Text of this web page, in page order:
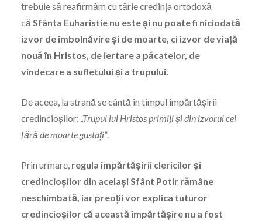
trebuie să reafirmăm cu tărie credinţa ortodoxă
că Sfânta Euharistie nu este şi nu poate fi niciodată
izvor de îmbolnăvire şi de moarte, ci izvor de viaţă
nouă în Hristos, de iertare a păcatelor, de
vindecare a sufletului şi a trupului.
De aceea, la strană se cântă în timpul împărtăşirii
credincioşilor: „Trupul lui Hristos primiţi şi din izvorul cel
fără de moarte gustaţi”.
Prin urmare, regula împărtăşirii clericilor şi
credincioşilor din acelaşi Sfânt Potir rămâne
neschimbată, iar preoţii vor explica tuturor
credincioşilor că această împărtăşire nu a fost